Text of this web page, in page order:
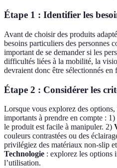
Étape 1 : Identifier les
Avant de choisir des produits
besoins particuliers des personnes
important de se demander si les
difficultés liées à la mobilité, la
devraient donc être sélectionnés en
Étape 2 : Considérer les
Lorsque vous explorez des
importants à prendre en compte : 1)
le produit est facile à manipuler. 2)
couleurs contrastées ou des
privilégiez des matériaux non-slip
Technologie : explorez les options
l’utilisation.